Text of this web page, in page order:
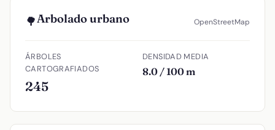
🌳Arbolado urbano OpenStreetMap
ÁRBOLES
CARTOGRAFIADOS
245
DENSIDAD MEDIA
8.0 / 100 m